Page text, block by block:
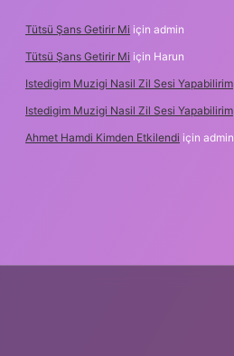
Tütsü Şans Getirir Mi için admin
Tütsü Şans Getirir Mi için Harun
Istedigim Muzigi Nasil Zil Sesi Yapabilirim
Istedigim Muzigi Nasil Zil Sesi Yapabilirim
Ahmet Hamdi Kimden Etkilendi için admin